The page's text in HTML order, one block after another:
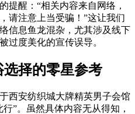
提醒：“相关内容来自网络，
请注意上当受骗！”这让我们
信息鱼龙混杂，尤其涉及线下
过度美化的宣传误导。
择的零星参考
西安纺织城大牌精英男子会馆
”。虽然具体内容无从得知，